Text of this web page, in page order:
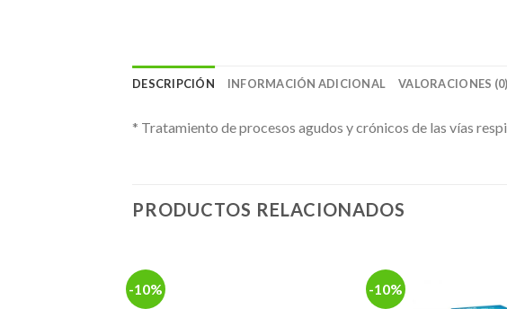
DESCRIPCIÓN INFORMACIÓN ADICIONAL VALORACIONES (0)
* Tratamiento de procesos agudos y crónicos de las vías
PRODUCTOS RELACIONADOS
-10% -10%